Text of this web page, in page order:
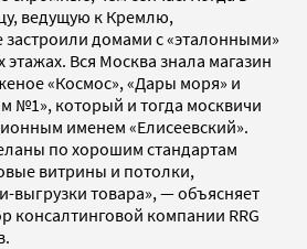
ведущую к Кремлю,
застроили домами с «эталонными»
Вся Москва знала магазин
«Космос», «Дары моря» и
№1», который и тогда москвичи
именем «Елисеевский».
по хорошим стандартам
витрины и потолки,
выгрузки товара», — объясняет
консалтинговой компании RRG